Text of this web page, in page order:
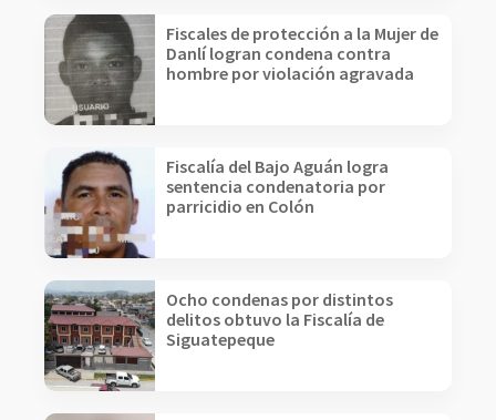
Fiscales de protección a la Mujer de
Danlí logran condena contra
hombre por violación agravada
Fiscalía del Bajo Aguán logra
sentencia condenatoria por
parricidio en Colón
Ocho condenas por distintos
delitos obtuvo la Fiscalía de
Siguatepeque